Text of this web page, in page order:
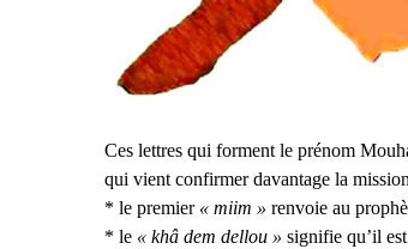
Ces lettres qui forment le prénom
qui vient confirmer davantage la
* le premier « miim » renvoie au
* le « khâ dem dellou » signifie qu’il